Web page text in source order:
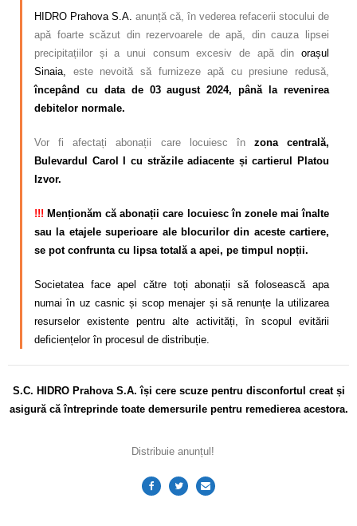
HIDRO Prahova S.A. anunță că, în vederea refacerii stocului de
apă foarte scăzut din rezervoarele de apă, din cauza lipsei
precipitațiilor și a unui consum excesiv de apă din orașul
Sinaia, este nevoită să furnizeze apă cu presiune redusă,
începând cu data de 03 august 2024, până la revenirea
debitelor normale.
Vor fi afectați abonații care locuiesc în zona centrală,
Bulevardul Carol I cu străzile adiacente și cartierul Platou
Izvor.
!!! Menționăm că abonații care locuiesc în zonele mai înalte
sau la etajele superioare ale blocurilor din aceste cartiere,
se pot confrunta cu lipsa totală a apei, pe timpul nopții.
Societatea face apel către toți abonații să folosească apa
numai în uz casnic și scop menajer și să renunțe la utilizarea
resurselor existente pentru alte activități, în scopul evitării
deficiențelor în procesul de distribuție.
S.C. HIDRO Prahova S.A. își cere scuze pentru disconfortul creat și
asigură că întreprinde toate demersurile pentru remedierea acestora.
Distribuie anunțul!